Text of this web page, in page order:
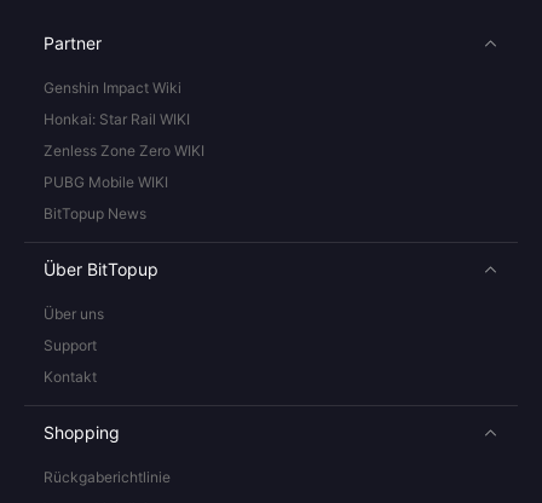
Partner
Genshin Impact Wiki
Honkai: Star Rail WIKI
Zenless Zone Zero WIKI
PUBG Mobile WIKI
BitTopup News
Über BitTopup
Über uns
Support
Kontakt
Shopping
Rückgaberichtlinie